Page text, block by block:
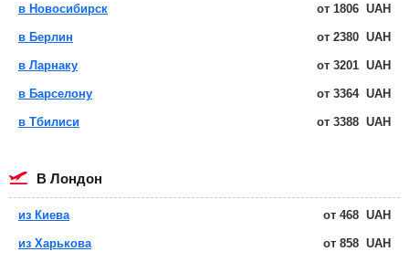
в Новосибирск от 1806 UAH
в Берлин от 2380 UAH
в Ларнаку от 3201 UAH
в Барселону от 3364 UAH
в Тбилиси от 3388 UAH
в Лондон
из Киева от 468 UAH
из Харькова от 858 UAH